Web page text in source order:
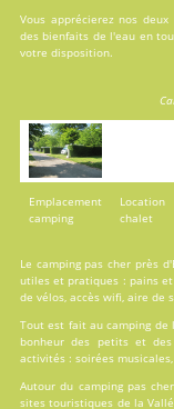
Vous apprécierez nos deux
des bienfaits de l'eau en
votre disposition.
Emplacement
camping
Location
chalet
Le camping pas cher près
utiles et pratiques : pains
de vélos, accès wifi, aire de
Tout est fait aucamping de
bonheur des petits et
activités : soirées
Autour du camping pas
sites touristiques de la